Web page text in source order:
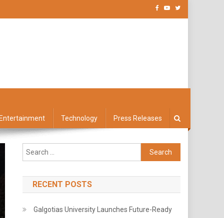
Technology Press Releases
Search
for:
RECENT POSTS
Galgotias University Launches Future-Ready